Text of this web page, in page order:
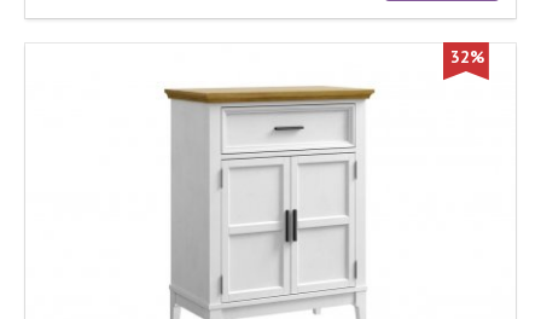
32%